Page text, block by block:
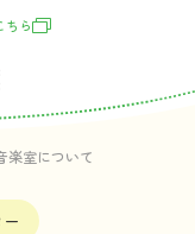
ちら
楽室について